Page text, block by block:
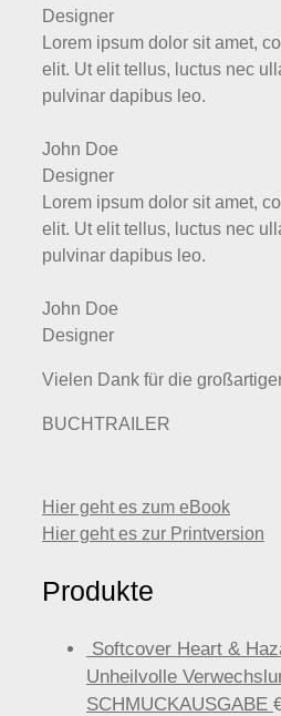
Designer
Lorem ipsum dolor sit amet,
elit. Ut elit tellus, luctus nec
pulvinar dapibus leo.
John Doe
Designer
Lorem ipsum dolor sit amet,
elit. Ut elit tellus, luctus nec
pulvinar dapibus leo.
John Doe
Designer
Vielen Dank für die
BUCHTRAILER
Hier geht es zum eBook
Hier geht es zur Printversion
Produkte
Softcover Heart &
Unheilvolle
SCHMUCKAUSGABE